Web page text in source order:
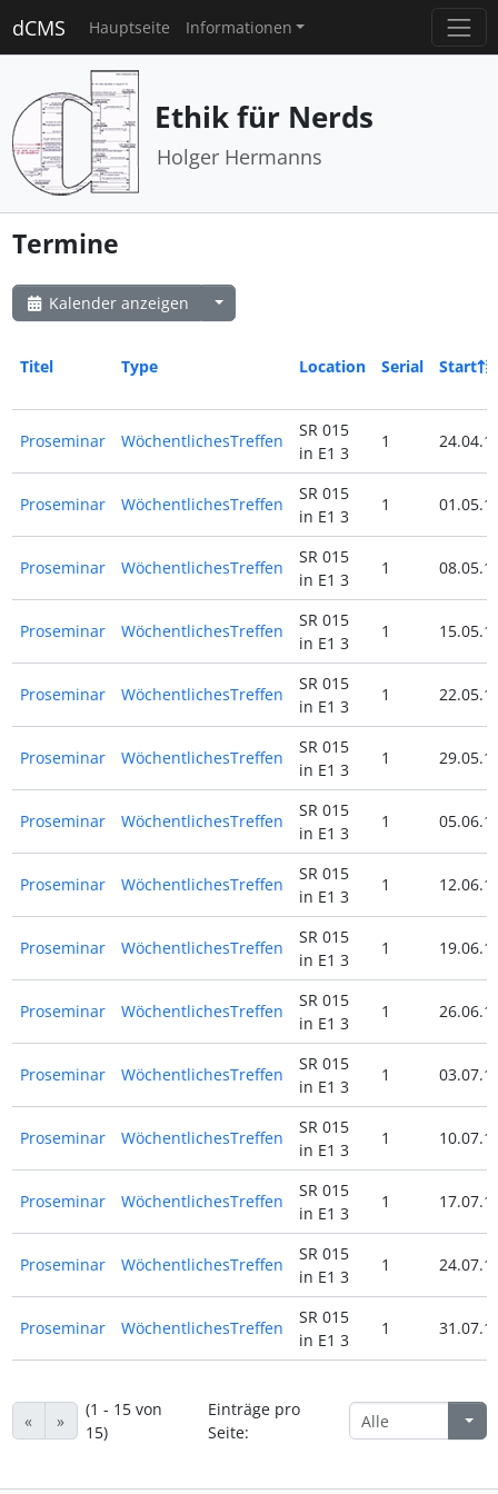
dCMS Hauptseite Informationen
Ethik für Nerds
Holger Hermanns
Termine
Kalender anzeigen
Titel Type Location Serial Start
Proseminar WöchentlichesTreffen
SR 015
in E1 3
1
Proseminar WöchentlichesTreffen
SR 015
in E1 3
1
Proseminar WöchentlichesTreffen
SR 015
in E1 3
1
Proseminar WöchentlichesTreffen
SR 015
in E1 3
1
Proseminar WöchentlichesTreffen
SR 015
in E1 3
1
Proseminar WöchentlichesTreffen
SR 015
in E1 3
1
Proseminar WöchentlichesTreffen
SR 015
in E1 3
1
Proseminar WöchentlichesTreffen
SR 015
in E1 3
1
Proseminar WöchentlichesTreffen
SR 015
in E1 3
1
Proseminar WöchentlichesTreffen
SR 015
in E1 3
1
Proseminar WöchentlichesTreffen
SR 015
in E1 3
1
Proseminar WöchentlichesTreffen
SR 015
in E1 3
1
Proseminar WöchentlichesTreffen
SR 015
in E1 3
1
Proseminar WöchentlichesTreffen
SR 015
in E1 3
1
Proseminar WöchentlichesTreffen
SR 015
in E1 3
1
« »
(1 - 15 von
15)
Einträge pro
Seite: